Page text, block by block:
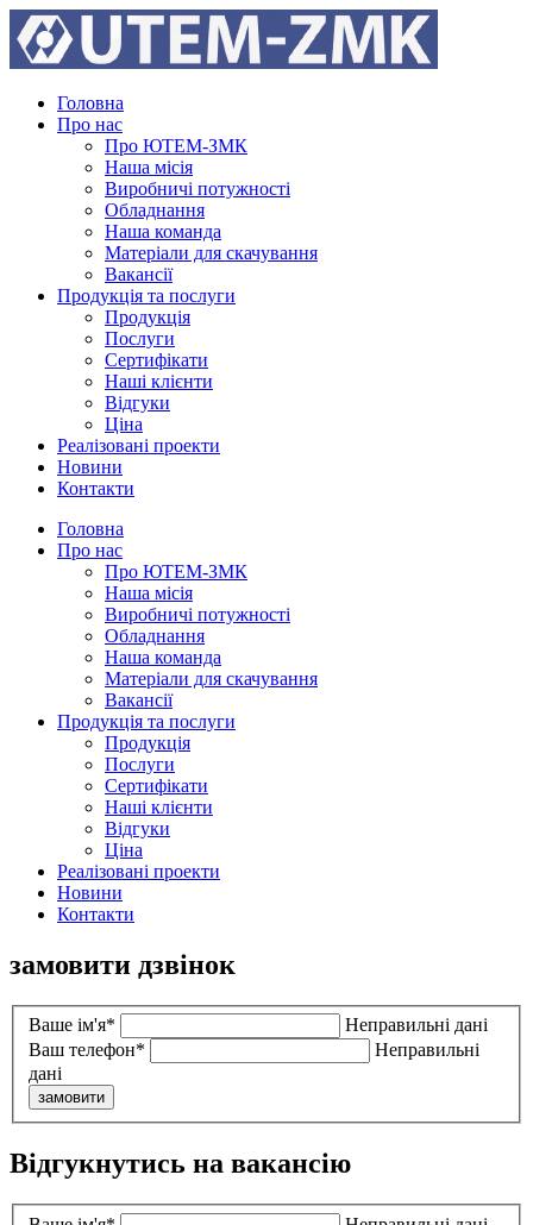
Головна
Про нас
Про ЮТЕМ-ЗМК
Наша місія
Виробничі потужності
Обладнання
Наша команда
Матеріали для скачування
Вакансії
Продукція та послуги
Продукція
Послуги
Сертифікати
Наші клієнти
Відгуки
Ціна
Реалiзованi проекти
Новини
Контакти
Головна
Про нас
Про ЮТЕМ-ЗМК
Наша місія
Виробничі потужності
Обладнання
Наша команда
Матеріали для скачування
Вакансії
Продукція та послуги
Продукція
Послуги
Сертифікати
Наші клієнти
Відгуки
Ціна
Реалiзованi проекти
Новини
Контакти
замовити дзвінок
Ваше ім'я*
Неправильні дані
Ваш телефон*
Неправильні
дані
замовити
Відгукнутись на вакансію